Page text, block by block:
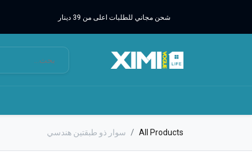
شحن مجاني للطلبات اعلى من 39 دينار
All Products سوار ذو طبقتين هندسي